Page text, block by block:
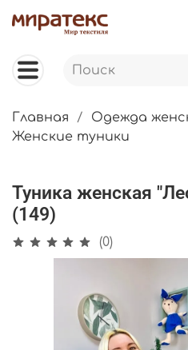
Главная
Одежда
Женские туники
Туника женская
(149)
(0)